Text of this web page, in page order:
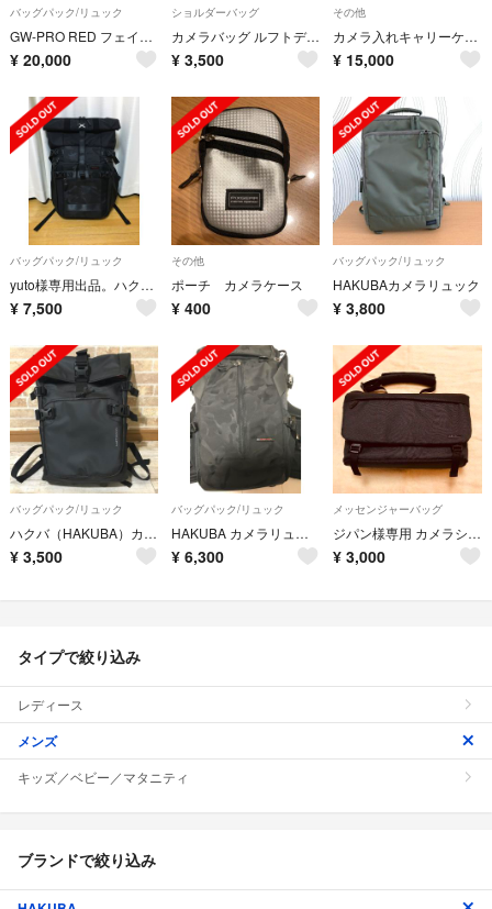
バッグパック/リュック
GW-PRO RED フェイスゲートローラー02 SGWPR-FGR2XB
¥ 20,000
ショルダーバッグ
カメラバッグ ルフトデザイン アーバンライト ショルダーバッグ
¥ 3,500
その他
カメラ入れキャリーケース お値下げ
¥ 15,000
バッグパック/リュック
yuto様専用出品。ハクバ カメラバッグ マルチゲートL SGWPR-MGL
¥ 7,500
その他
ポーチ カメラケース
¥ 400
バッグパック/リュック
HAKUBAカメラリュック
¥ 3,800
バッグパック/リュック
ハクバ（HAKUBA）カメラバッグ ・バッグパック ・防水加工
¥ 3,500
バッグパック/リュック
HAKUBA カメラリュック GW-PRO RED M
¥ 6,300
メッセンジャーバッグ
ジパン様専用 カメラショルダーバッグ メッセンジャー 8.5L
¥ 3,000
タイプで絞り込み
レディース
メンズ
キッズ／ベビー／マタニティ
ブランドで絞り込み